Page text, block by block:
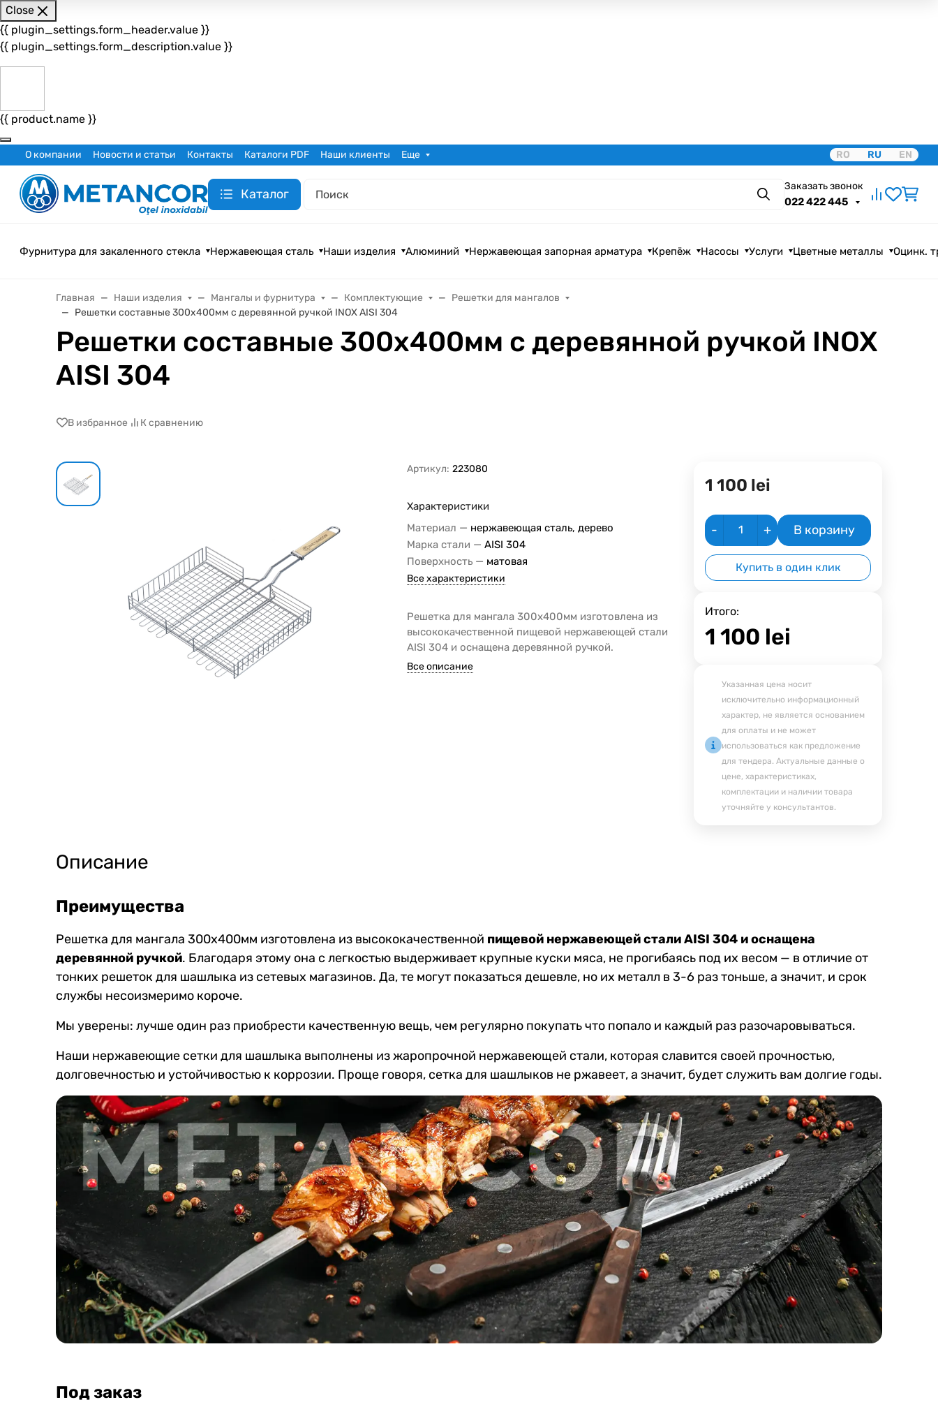
Close
{{ plugin_settings.form_header.value }}
{{ plugin_settings.form_description.value }}
{{ product.name }}
О компании Новости и статьи Контакты Каталоги PDF Наши клиенты Еще RO RU EN
Каталог Поиск
Заказать звонок
022 422 445
Фурнитура для закаленного стекла Нержавеющая сталь Наши изделия Алюминий Нержавеющая запорная арматура Крепёж Насосы Услуги Цветные металлы Оцинк.
Главная Наши изделия Мангалы и фурнитура Комплектующие
Решетки для мангалов
Решетки составные 300х400мм с деревянной ручкой INOX AISI 304
Решетки составные 300х400мм с деревянной ручкой INOX
AISI 304
В избранное К сравнению
Артикул: 223080
Характеристики
Материал — нержавеющая сталь, дерево
Марка стали — AISI 304
Поверхность — матовая
Все характеристики
Решетка для мангала 300х400мм изготовлена из
высококачественной пищевой нержавеющей стали
AISI 304 и оснащена деревянной ручкой.
Все описание
1 100 lei
- + В корзину
Купить в один клик
Итого:
1 100 lei
Указанная цена носит
исключительно информационный
характер, не является основанием
для оплаты и не может
использоваться как предложение
для тендера. Актуальные данные о
цене, характеристиках,
комплектации и наличии товара
уточняйте у консультантов.
Описание
Преимущества
Решетка для мангала 300х400мм изготовлена из высококачественной пищевой нержавеющей стали AISI 304 и оснащена
деревянной ручкой. Благодаря этому она с легкостью выдерживает крупные куски мяса, не прогибаясь под их весом — в отличие от
тонких решеток для шашлыка из сетевых магазинов. Да, те могут показаться дешевле, но их металл в 3-6 раз тоньше, а значит, и срок
службы несоизмеримо короче.
Мы уверены: лучше один раз приобрести качественную вещь, чем регулярно покупать что попало и каждый раз разочаровываться.
Наши нержавеющие сетки для шашлыка выполнены из жаропрочной нержавеющей стали, которая славится своей прочностью,
долговечностью и устойчивостью к коррозии. Проще говоря, сетка для шашлыков не ржавеет, а значит, будет служить вам долгие годы.
Под заказ